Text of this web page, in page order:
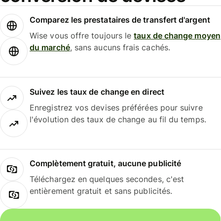
Comparez les prestataires de transfert d'argent
Wise vous offre toujours letaux de change moyen
du marché, sans aucuns frais cachés.
Suivez les taux de change en direct
Enregistrez vos devises préférées pour suivre
l'évolution des taux de change au fil du temps.
Complètement gratuit, aucune publicité
Téléchargez en quelques secondes, c'est
entièrement gratuit et sans publicités.